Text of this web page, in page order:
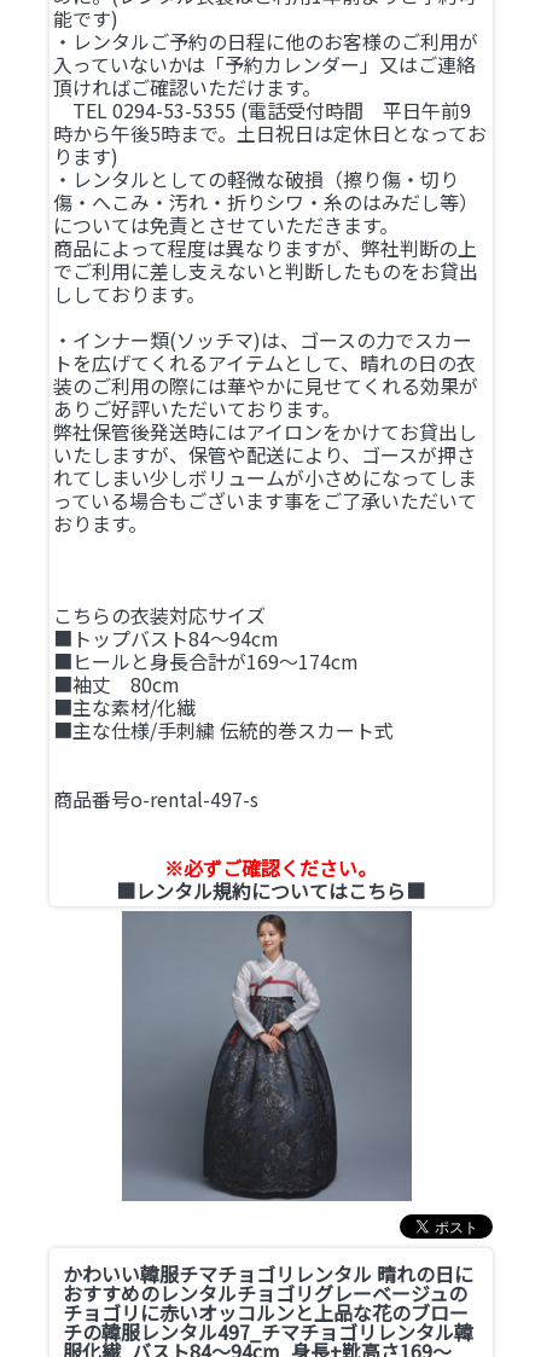
能です)
・レンタルご予約の日程に他のお客様のご利用が
入っていないかは「予約カレンダー」又はご連絡
頂ければご確認いただけます。
TEL 0294-53-5355 (電話受付時間 平日午前9
時から午後5時まで。土日祝日は定休日となってお
ります)
・レンタルとしての軽微な破損（擦り傷・切り
傷・へこみ・汚れ・折りシワ・糸のはみだし等）
については免責とさせていただきます。
商品によって程度は異なりますが、弊社判断の上
でご利用に差し支えないと判断したものをお貸出
ししております。
・インナー類(ソッチマ)は、ゴースの力でスカー
トを広げてくれるアイテムとして、晴れの日の衣
装のご利用の際には華やかに見せてくれる効果が
ありご好評いただいております。
弊社保管後発送時にはアイロンをかけてお貸出し
いたしますが、保管や配送により、ゴースが押さ
れてしまい少しボリュームが小さめになってしま
っている場合もございます事をご了承いただいて
おります。
こちらの衣装対応サイズ
■トップバスト84～94cm
■ヒールと身長合計が169～174cm
■袖丈 80cm
■主な素材/化繊
■主な仕様/手刺繍 伝統的巻スカート式
商品番号o-rental-497-s
※必ずご確認ください。
■レンタル規約についてはこちら■
かわいい韓服チマチョゴリレンタル 晴れの日に
おすすめのレンタルチョゴリグレーベージュの
チョゴリに赤いオッコルンと上品な花のブロー
チの韓服レンタル497_チマチョゴリレンタル韓
服化繊_バスト84～94cm_身長+靴高さ169～